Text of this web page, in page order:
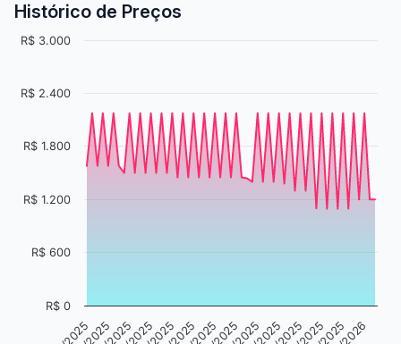
Histórico de Preços
R$ 0
R$ 600
R$ 1.200
R$ 1.800
R$ 2.400
R$ 3.000